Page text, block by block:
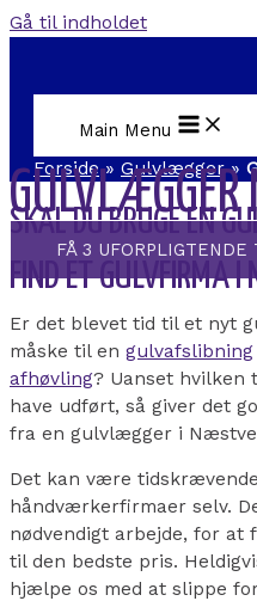
Gå til indholdet
Main Menu
Forside» Gulvlægger»
SKAL DU BRUGE EN
FÅ 3 UFORPLIGTENDE
FIND ET GULVFIRMA
Er det blevet tid til et nyt
måske til en gulvafslibning
afhøvling? Uanset hvilken
have udført, så giver det
fra en gulvlægger i
Det kan være
håndværkerfirmaer selv.
nødvendigt arbejde, for at
til den bedste pris.
hjælpe os med at slippe